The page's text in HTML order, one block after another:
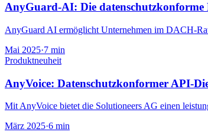
AnyGuard-AI: Die
AnyGuard AI ermöglicht Unternehmen im DACH-
Mai 2025·7 min
Produktneuheit
AnyVoice: Datenschutzkonformer API-
Mit AnyVoice bietet die Solutioneers AG einen
März 2025·6 min